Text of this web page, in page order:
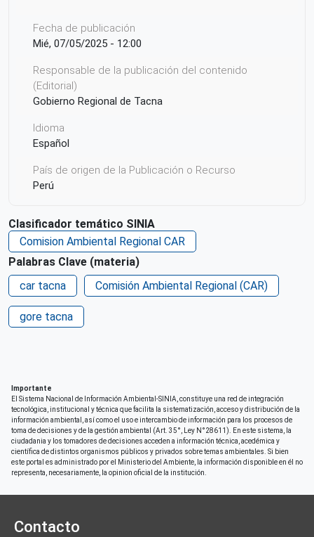
Fecha de publicación
Mié, 07/05/2025 - 12:00
Responsable de la publicación del contenido
(Editorial)
Gobierno Regional de Tacna
Idioma
Español
País de origen de la Publicación o Recurso
Perú
Acceso irrestricto a todo su contenido
Clasificador temático SINIA
Comision Ambiental Regional CAR
Palabras Clave (materia)
car tacna
Comisión Ambiental Regional (CAR)
gore tacna
Importante
El Sistema Nacional de Información Ambiental-SINIA, constituye una red de integración
tecnológica, institucional y técnica que facilita la sistematización, acceso y distribución de la
información ambiental, así como el uso e intercambio de información para los procesos de
toma de decisiones y de la gestión ambiental (Art. 35°, Ley N°28611). En este sistema, la
ciudadania y los tomadores de decisiones acceden a información técnica, acedémica y
científica de distintos organismos públicos y privados sobre temas ambientales. Si bien
este portal es administrado por el Ministerio del Ambiente, la información disponible en él no
representa, necesariamente, la opinion oficial de la institución.
Contacto